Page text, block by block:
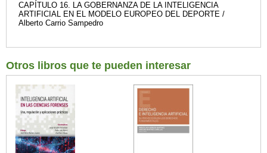
CAPÍTULO 16. LA GOBERNANZA DE LA INTELIGENCIA
ARTIFICIAL EN EL MODELO EUROPEO DEL DEPORTE /
Alberto Carrio Sampedro
Otros libros que te pueden interesar